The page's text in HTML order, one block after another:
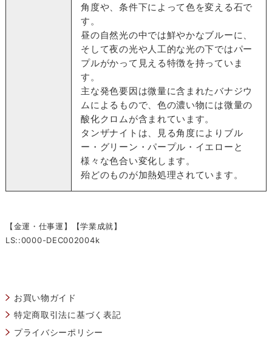
角度や、条件下によって色を変える石で
す。
昼の自然光の中では鮮やかなブルーに、
そして夜の光や人工的な光の下ではパー
プルがかって見える特徴を持っていま
す。
主な発色要因は微量に含まれたバナジウ
ムによるもので、色の濃い物には微量の
酸化クロムが含まれています。
タンザナイトは、見る角度によりブル
ー・グリーン・パープル・イエローと
様々な色合い変化します。
殆どのものが加熱処理されています。
【金運・仕事運】【学業成就】
LS::0000-DEC002004k
お買い物ガイド
特定商取引法に基づく表記
プライバシーポリシー